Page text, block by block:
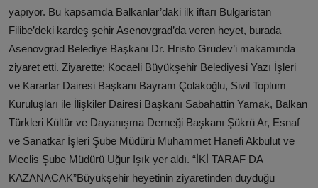
yapıyor. Bu kapsamda Balkanlar’daki ilk iftarı Bulgaristan
Filibe’deki kardeş şehir Asenovgrad’da veren heyet, burada
Asenovgrad Belediye Başkanı Dr. Hristo Grudev’i makamında
ziyaret etti. Ziyarette; Kocaeli Büyükşehir Belediyesi Yazı İşleri
ve Kararlar Dairesi Başkanı Bayram Çolakoğlu, Sivil Toplum
Kuruluşları ile İlişkiler Dairesi Başkanı Sabahattin Yamak, Balkan
Türkleri Kültür ve Dayanışma Derneği Başkanı Şükrü Ar, Esnaf
ve Sanatkar İşleri Şube Müdürü Muhammet Hanefi Akbulut ve
Meclis Şube Müdürü Uğur Işık yer aldı. “İKİ TARAF DA
KAZANACAK”Büyükşehir heyetinin ziyaretinden duyduğu